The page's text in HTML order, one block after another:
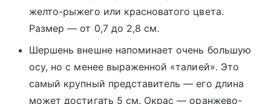
желто-рыжего или красноватого цвета.
Размер — от 0,7 до 2,8 см.
Шершень внешне напоминает очень большую
осу, но с менее выраженной «талией». Это
самый крупный представитель — его длина
может достигать 5 см. Окрас — оранжево-